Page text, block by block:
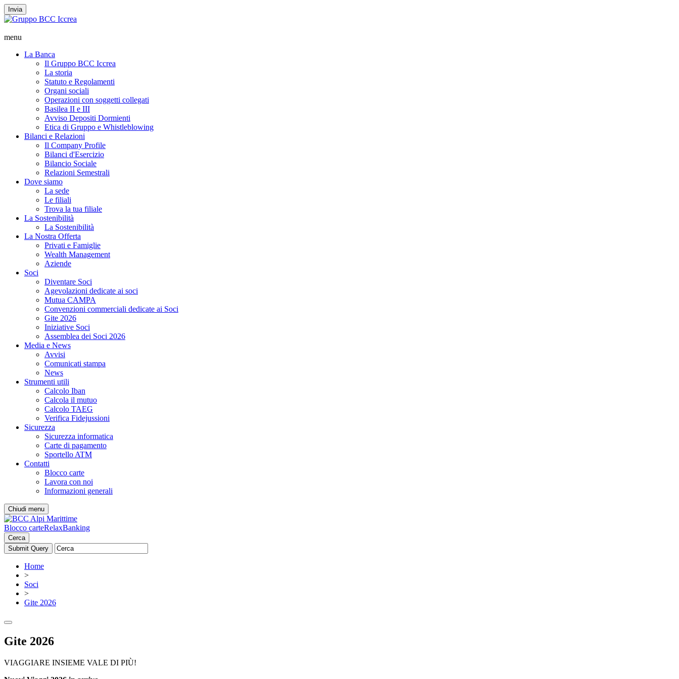
Invia
menu
La Banca
Il Gruppo BCC Iccrea
La storia
Statuto e Regolamenti
Organi sociali
Operazioni con soggetti collegati
Basilea II e III
Avviso Depositi Dormienti
Etica di Gruppo e Whistleblowing
Bilanci e Relazioni
Il Company Profile
Bilanci d'Esercizio
Bilancio Sociale
Relazioni Semestrali
Dove siamo
La sede
Le filiali
Trova la tua filiale
La Sostenibilità
La Sostenibilità
La Nostra Offerta
Privati e Famiglie
Wealth Management
Aziende
Soci
Diventare Soci
Agevolazioni dedicate ai soci
Mutua CAMPA
Convenzioni commerciali dedicate ai Soci
Gite 2026
Iniziative Soci
Assemblea dei Soci 2026
Media e News
Avvisi
Comunicati stampa
News
Strumenti utili
Calcolo Iban
Calcola il mutuo
Calcolo TAEG
Verifica Fidejussioni
Sicurezza
Sicurezza informatica
Carte di pagamento
Sportello ATM
Contatti
Blocco carte
Lavora con noi
Informazioni generali
Chiudi menu
Blocco carteRelaxBanking
Cerca
Home
>
Soci
>
Gite 2026
Gite 2026
VIAGGIARE INSIEME VALE DI PIÙ!